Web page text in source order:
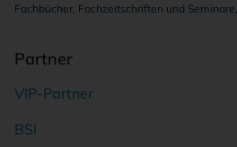
Fachbücher, Fachzeitschriften und
Partner
VIP-Partner
BSI